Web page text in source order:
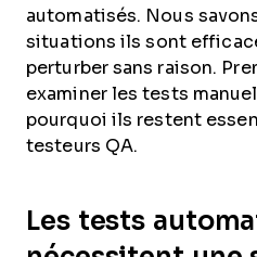
automatisés. Nous
situations ils sont
perturber sans raison.
examiner les tests
pourquoi ils restent
testeurs QA.
Les tests